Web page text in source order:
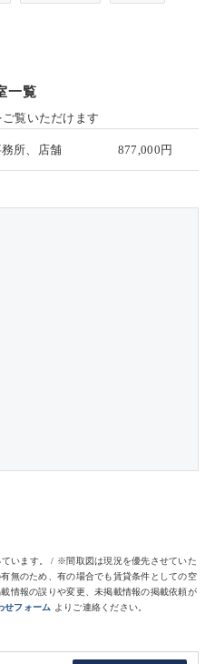
一覧
覧いただけます
所、店舗 877,000円
います。 / ※間取図は現況を優先させていた
無のため、有の場合でも賃貸条件としての空
情報の誤りや変更、未掲載情報の掲載依頼が
せフォーム よりご連絡ください。